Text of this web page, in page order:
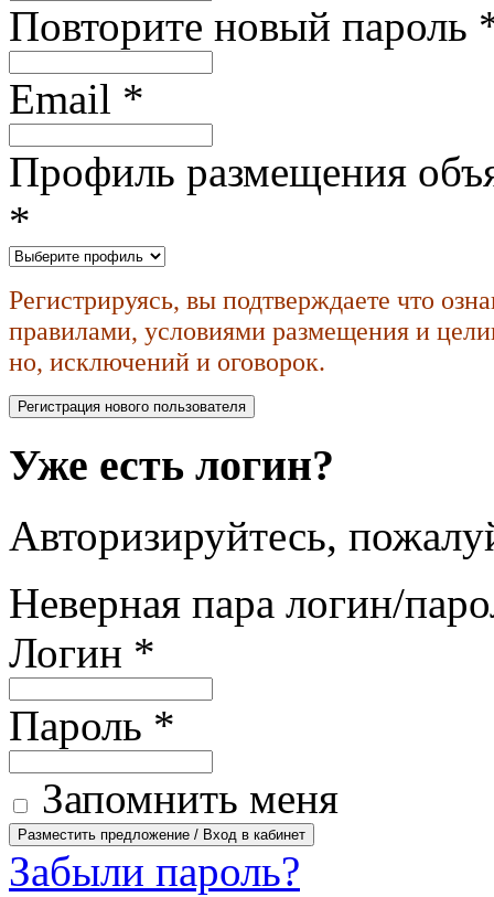
Повторите новый пароль
Email *
Профиль размещения
*
Регистрируясь, вы подтверждаете что
правилами, условиями размещения и
но, исключений и оговорок.
Уже есть логин?
Авторизируйтесь,
Неверная пара логин/
Логин *
Пароль *
Запомнить меня
Забыли пароль?